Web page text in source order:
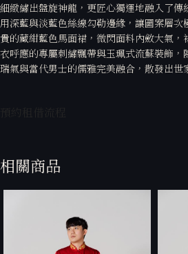
細緻繡出盤旋神龍，更匠心獨運地融入了
用深藍與淡藍色絲線勾勒邊緣，讓圖案層
貴的藏紺藍色馬面裙，微閃面料內斂大氣，
衣呼應的專屬刺繡飄帶與玉珮式流蘇裝飾
瑞氣與當代男士的儒雅完美融合，散發出世
相關商品